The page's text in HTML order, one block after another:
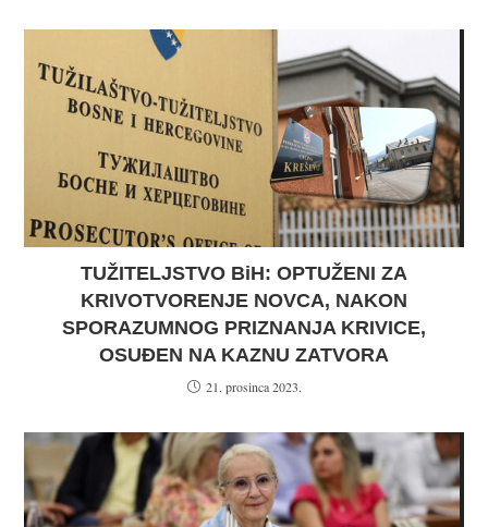
TUŽITELJSTVO BiH: OPTUŽENI ZA
KRIVOTVORENJE NOVCA, NAKON
SPORAZUMNOG PRIZNANJA KRIVICE,
OSUĐEN NA KAZNU ZATVORA
21. prosinca 2023.